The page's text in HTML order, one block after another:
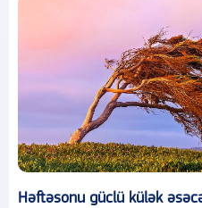
Həftəsonu güclü külək